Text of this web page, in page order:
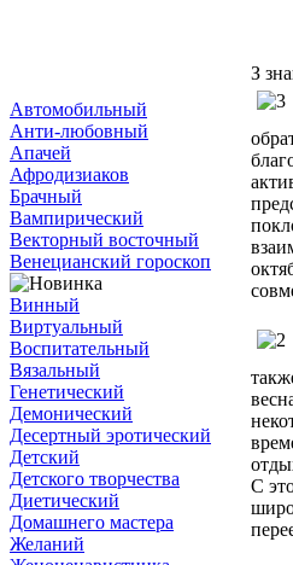
Автомобильный
Анти-любовный
Апачей
Афродизиаков
Брачный
Вампирический
Векторный восточный
Венецианский гороскоп
Винный
Виртуальный
Воспитательный
Вязальный
Генетический
Демонический
Десертный эротический
Детский
Детского творчества
Диетический
Домашнего мастера
Желаний
З
С